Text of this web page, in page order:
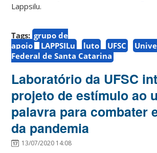
Lappsilu.
Tags: grupo de
apoio
LAPPSILu luto UFSC
Federal de Santa Catarina
Laboratório da UFSC
projeto de estímulo ao
palavra para combater
da pandemia
13/07/2020 14:08